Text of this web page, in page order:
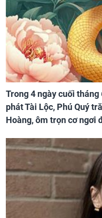
Trong 4 ngày cuối
phát Tài Lộc, Phú Quý
Hoàng, ôm trọn cơ ngơi